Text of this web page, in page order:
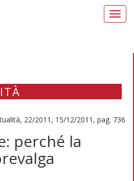
22/2011, 15/12/2011, pag. 736
perché la